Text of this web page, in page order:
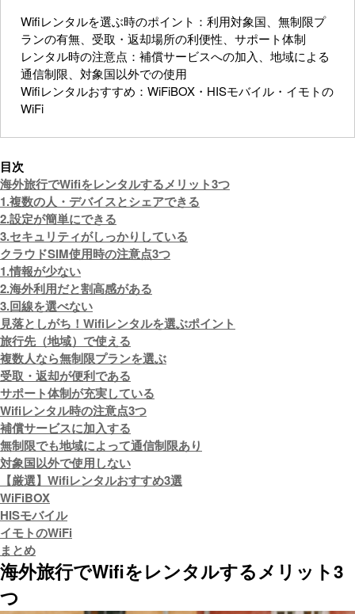
Wifiレンタルを選ぶ時のポイント：利用対象国、無制限プ
ランの有無、受取・返却場所の利便性、サポート体制
レンタル時の注意点：補償サービスへの加入、地域による
通信制限、対象国以外での使用
Wifiレンタルおすすめ：WiFiBOX・HISモバイル・イモトの
WiFi
目次
海外旅行でWifiをレンタルするメリット3つ
1.複数の人・デバイスとシェアできる
2.設定が簡単にできる
3.セキュリティがしっかりしている
クラウドSIM使用時の注意点3つ
1.情報が少ない
2.海外利用だと割高感がある
3.回線を選べない
見落としがち！Wifiレンタルを選ぶポイント
旅行先（地域）で使える
複数人なら無制限プランを選ぶ
受取・返却が便利である
サポート体制が充実している
Wifiレンタル時の注意点3つ
補償サービスに加入する
無制限でも地域によって通信制限あり
対象国以外で使用しない
【厳選】Wifiレンタルおすすめ3選
WiFiBOX
HISモバイル
イモトのWiFi
まとめ
海外旅行でWifiをレンタルするメリット3
つ